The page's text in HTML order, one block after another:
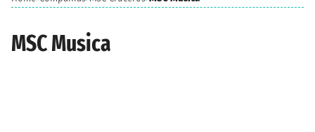
MSC Musica